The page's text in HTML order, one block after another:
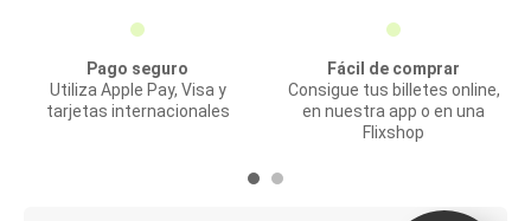
Pago seguro
Utiliza Apple Pay, Visa y
tarjetas internacionales
Fácil de comprar
Consigue tus billetes online,
en nuestra app o en una
Flixshop